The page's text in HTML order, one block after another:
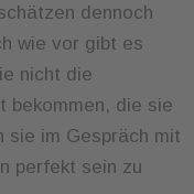
dennoch
wie vor gibt es
nicht die
bekommen, die sie
sie im Gespräch mit
perfekt sein zu